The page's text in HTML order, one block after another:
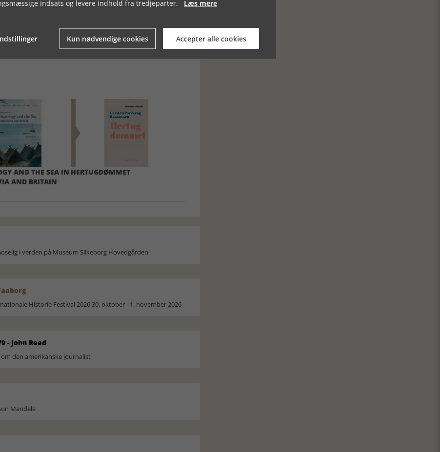
AND THE SEA IN
AND BRITAIN
HERTUGDØMMET
i verden på Museum Silkeborg Hovedgården
Historie Festival 2026 30. oktober - 1. november 2026
- John Reed
den amerikanske journalist
Mandela
indsats og levere indhold fra tredjeparter. Læs mere
Kun nødvendige cookies Accepter alle cookies